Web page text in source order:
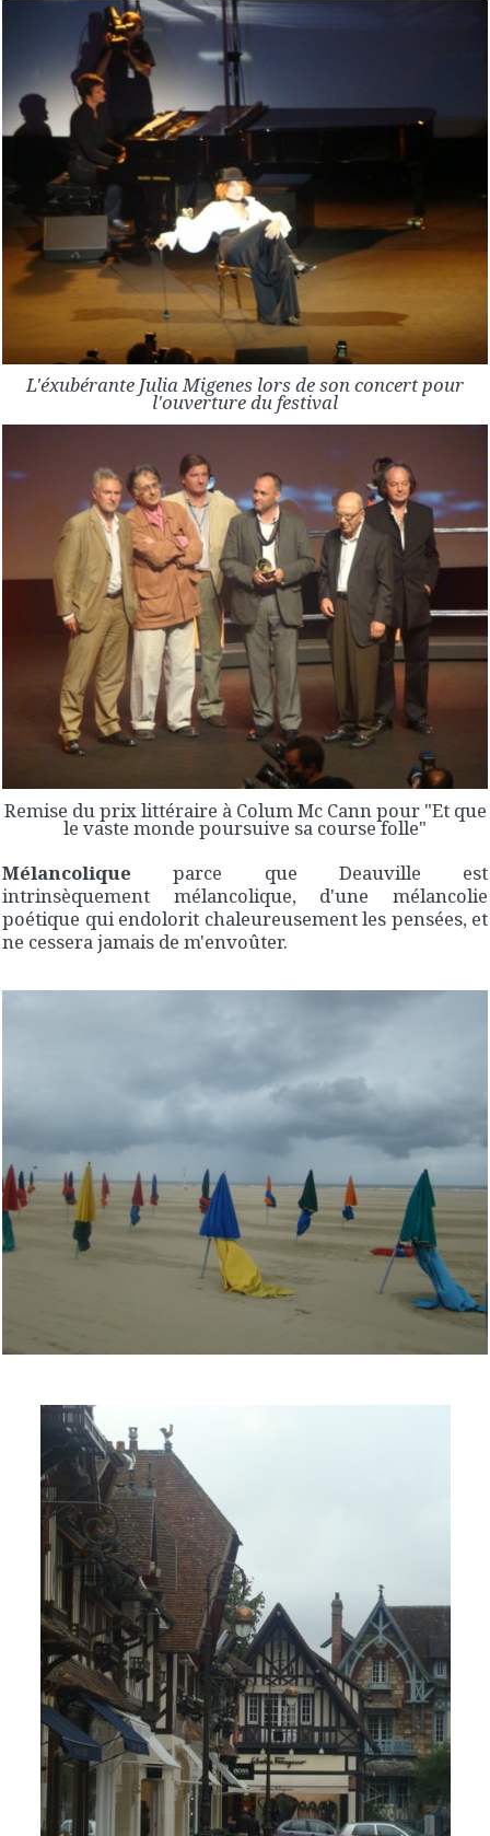
L'éxubérante Julia Migenes lors de son concert pour
l'ouverture du festival
Remise du prix littéraire à Colum Mc Cann pour "Et que
le vaste monde poursuive sa course folle"
Mélancolique parce que Deauville est
intrinsèquement mélancolique, d'une mélancolie
poétique qui endolorit chaleureusement les pensées, et
ne cessera jamais de m'envoûter.